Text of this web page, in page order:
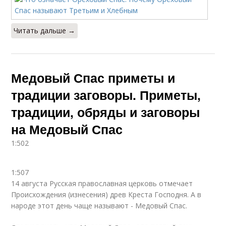
Читать дальше →
Медовый Спас приметы и
традиции заговоры. Приметы,
традиции, обряды и заговоры
на Медовый Спас
1:502
1:507
14 августа Русская православная церковь отмечает
Происхождения (изнесения) древ Креста Господня. А в
народе этот день чаще называют - Медовый Спас.